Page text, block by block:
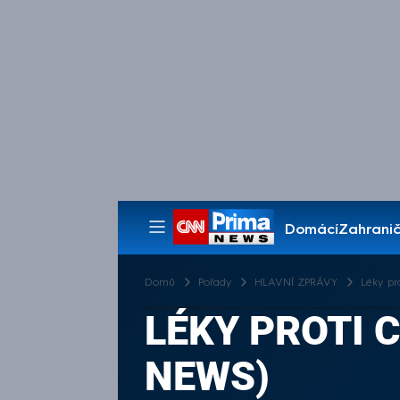
Domácí
Pořady
Domů Pořady HLAVNÍ ZPRÁVY Léky
LÉKY PROTI
NEWS)